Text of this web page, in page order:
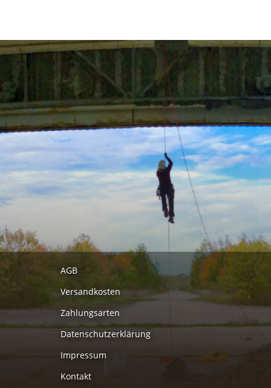
AGB
Versandkosten
Zahlungsarten
Datenschutzerklärung
Impressum
Kontakt